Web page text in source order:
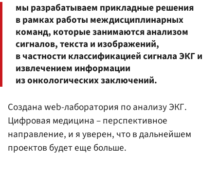
мы разрабатываем прикладные решения
в рамках работы междисциплинарных
команд, которые занимаются анализом
сигналов, текста и изображений,
в частности классификацией сигнала ЭКГ и
извлечением информации
из онкологических заключений.
Создана web-лаборатория по анализу ЭКГ.
Цифровая медицина – перспективное
направление, и я уверен, что в дальнейшем
проектов будет еще больше.